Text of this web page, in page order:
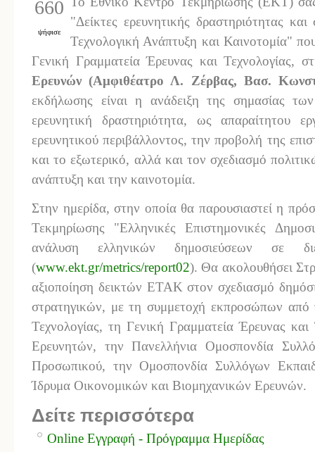
660
ψήφισε
"Δείκτες ερευνητικής δραστηριότητας
Τεχνολογική Ανάπτυξη και Καινοτομία"
Γενική Γραμματεία Έρευνας και Τεχνολογίας,
Ερευνών (Αμφιθέατρο Λ. Ζέρβας, Βασ.
εκδήλωσης είναι η ανάδειξη της σημασίας
ερευνητική δραστηριότητα, ως απαραίτητου
ερευνητικού περιβάλλοντος, την προβολή της
και το εξωτερικό, αλλά και τον σχεδιασμό
ανάπτυξη και την καινοτομία.
Στην ημερίδα, στην οποία θα παρουσιαστεί η
Τεκμηρίωσης "Ελληνικές Επιστημονικές
ανάλυση ελληνικών δημοσιεύσεων σε
(www.ekt.gr/metrics/report02). Θα ακολουθήσει
αξιοποίηση δεικτών ΕΤΑΚ στον σχεδιασμό
στρατηγικών, με τη συμμετοχή εκπροσώπων από
Τεχνολογίας, τη Γενική Γραμματεία Έρευνας
Ερευνητών, την Πανελλήνια Ομοσπονδία
Προσωπικού, την Ομοσπονδία Συλλόγων
Ίδρυμα Οικονομικών και Βιομηχανικών Ερευνών.
Δείτε περισσότερα
Οnline Εγγραφή - Πρόγραμμα Ημερίδας